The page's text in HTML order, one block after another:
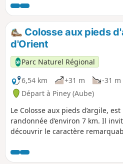
l’Aube, reliant les villages de
Dolancourt, Jaucourt et Arsonval.
Colosse aux pieds
d'Orient
Parc Naturel Régional
6,54 km
+31 m -31 m
Départ à Piney (Aube)
Le Colosse aux pieds d’argile,
randonnée d’environ 7 km. Il
découvrir le caractère
plus engagées notamment sur